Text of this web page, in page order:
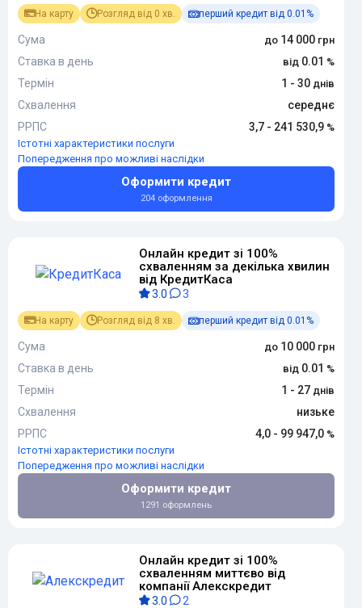
На карту Розгляд від 0 хв. перший кредит від 0.01%
Сума
14 000
Ставка в день
0.01
Термін
1 - 30
Схвалення
середнє
РРПС
3,7 - 241 530,9
Істотні характеристики послуги
Попередження про можливі наслідки
Оформити кредит
204 оформлення
Онлайн кредит зі 100%
схваленням за декілька хвилин
від КредитКаса
3.0 3
На карту Розгляд від 8 хв. перший кредит від 0.01%
Сума
10 000
Ставка в день
0.01
Термін
1 - 27
Схвалення
низьке
РРПС
4,0 - 99 947,0
Істотні характеристики послуги
Попередження про можливі наслідки
Оформити кредит
1291 оформлень
Онлайн кредит зі 100%
схваленням миттєво від
компанії Алекскредит
3.0 2